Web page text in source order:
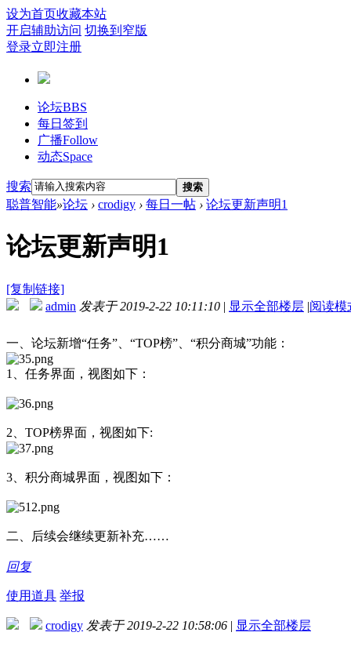
设为首页收藏本站
开启辅助访问 切换到窄版
登录立即注册
论坛BBS
每日签到
广播Follow
动态Space
搜索 搜索
聪普智能»论坛 › crodigy › 每日一帖 › 论坛更新声明1
论坛更新声明1
[复制链接]
admin 发表于 2019-2-22 10:11:10 | 显示全部楼层 |阅读模
一、论坛新增“任务”、“TOP榜”、“积分商城”功能：
1、任务界面，视图如下：
2、TOP榜界面，视图如下:
3、积分商城界面，视图如下：
二、后续会继续更新补充……
回复
使用道具 举报
crodigy 发表于 2019-2-22 10:58:06 | 显示全部楼层